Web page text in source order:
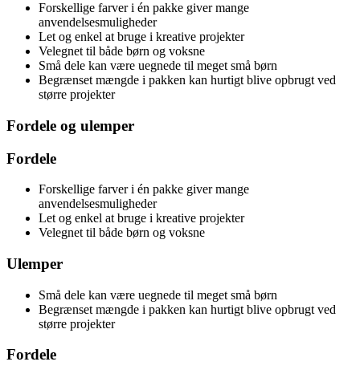
Forskellige farver i én pakke giver mange
anvendelsesmuligheder
Let og enkel at bruge i kreative projekter
Velegnet til både børn og voksne
Små dele kan være uegnede til meget små børn
Begrænset mængde i pakken kan hurtigt blive opbrugt ved
større projekter
Fordele og ulemper
Fordele
Forskellige farver i én pakke giver mange
anvendelsesmuligheder
Let og enkel at bruge i kreative projekter
Velegnet til både børn og voksne
Ulemper
Små dele kan være uegnede til meget små børn
Begrænset mængde i pakken kan hurtigt blive opbrugt ved
større projekter
Fordele